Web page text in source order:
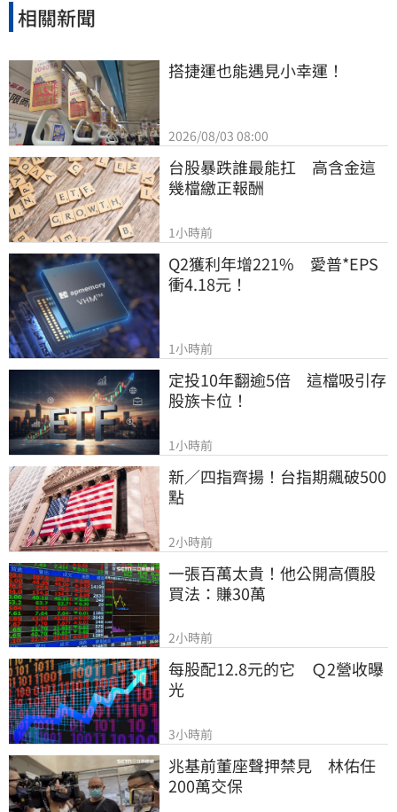
邁向永續發展的強力後盾。
相關新聞
搭捷運也能遇見小幸運！
2026/08/03 08:00
台股暴跌誰最能扛　高含金這
幾檔繳正報酬
1小時前
Q2獲利年增221%　愛普*EPS
衝4.18元！
1小時前
定投10年翻逾5倍　這檔吸引存
股族卡位！
1小時前
新／四指齊揚！台指期飆破500
點
2小時前
一張百萬太貴！他公開高價股
買法：賺30萬
2小時前
每股配12.8元的它　Ｑ2營收曝
光
3小時前
兆基前董座聲押禁見　林佑任
200萬交保